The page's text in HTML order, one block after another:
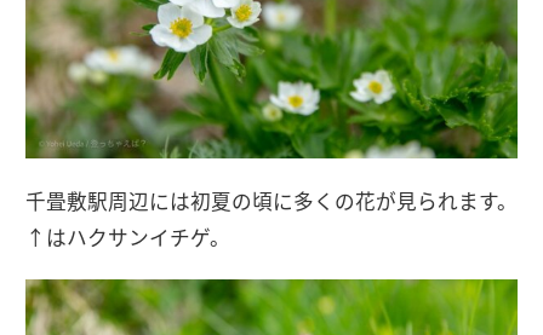
千畳敷駅周辺には初夏の頃に多くの花が見られます。
↑はハクサンイチゲ。